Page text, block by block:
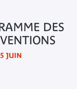
DES
JUIN